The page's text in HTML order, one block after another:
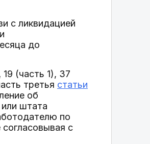
с ликвидацией
до
19 (часть 1), 37
третья статьи
об
штата
по
с